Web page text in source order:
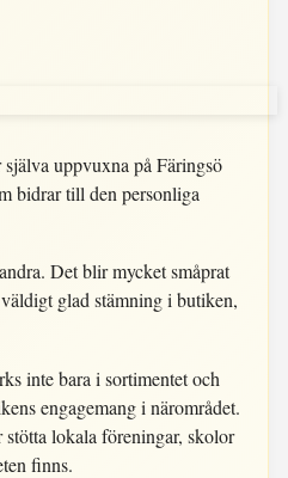
uppvuxna på Färingsö
bidrar till den personliga
Det blir mycket småprat
glad stämning i butiken,
inte bara i sortimentet och
engagemang i närområdet.
lokala föreningar, skolor
finns.